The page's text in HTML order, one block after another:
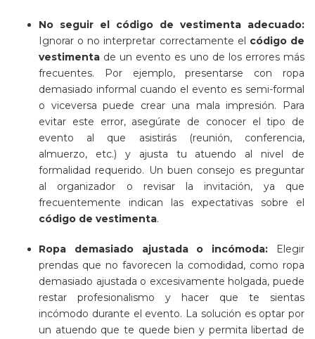
No seguir el código de vestimenta adecuado:
Ignorar o no interpretar correctamente el código de
vestimenta de un evento es uno de los errores más
frecuentes. Por ejemplo, presentarse con ropa
demasiado informal cuando el evento es semi-formal
o viceversa puede crear una mala impresión. Para
evitar este error, asegúrate de conocer el tipo de
evento al que asistirás (reunión, conferencia,
almuerzo, etc.) y ajusta tu atuendo al nivel de
formalidad requerido. Un buen consejo es preguntar
al organizador o revisar la invitación, ya que
frecuentemente indican las expectativas sobre el
código de vestimenta.
Ropa demasiado ajustada o incómoda:
Elegir
prendas que no favorecen la comodidad, como ropa
demasiado ajustada o excesivamente holgada, puede
restar profesionalismo y hacer que te sientas
incómodo durante el evento. La solución es optar por
un atuendo que te quede bien y permita libertad de